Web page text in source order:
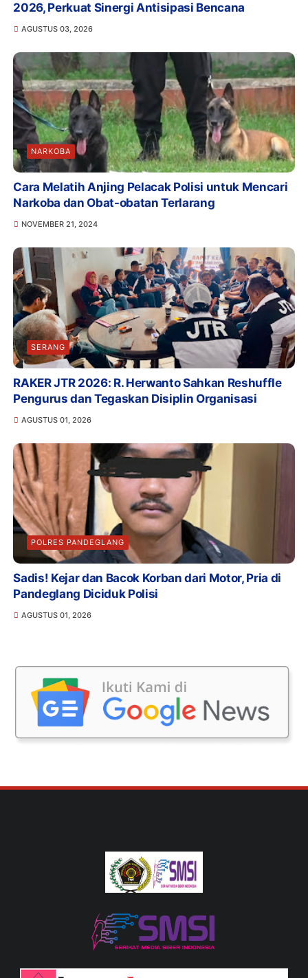
2026, Perkuat Sinergi Antisipasi Bencana
AGUSTUS 03, 2026
NARKOBA
Cara Melatih Anjing Pelacak Polisi untuk Mencari
Narkoba dan Obat-obatan Terlarang
NOVEMBER 21, 2024
SERANG
RAKER JTR 2026: R. Herwanto Sahkan Reshuffle
Pengurus dan Tegaskan Disiplin Organisasi
AGUSTUS 01, 2026
POLRES PANDEGLANG
Sadis! Kejar dan Bacok Korban dari Motor, Pria di
Pandeglang Diciduk Polisi
AGUSTUS 01, 2026